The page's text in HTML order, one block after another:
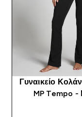
Γυναικείο
MP Tempo